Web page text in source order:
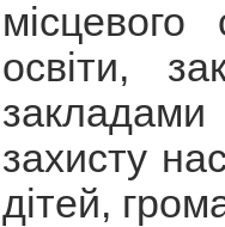
освіти,
захисту
дітей,